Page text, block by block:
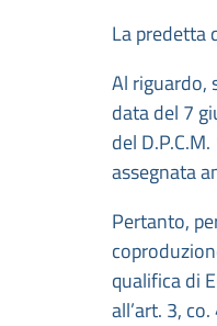
La predetta
Al riguardo,
data del 7
del
assegnata
Pertanto,
qualifica di
all’art. 3,